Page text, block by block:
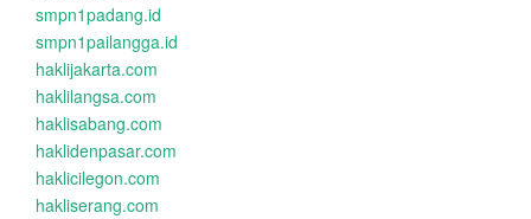
smpn1padang.id
smpn1pailangga.id
haklijakarta.com
haklilangsa.com
haklisabang.com
haklidenpasar.com
haklicilegon.com
hakliserang.com